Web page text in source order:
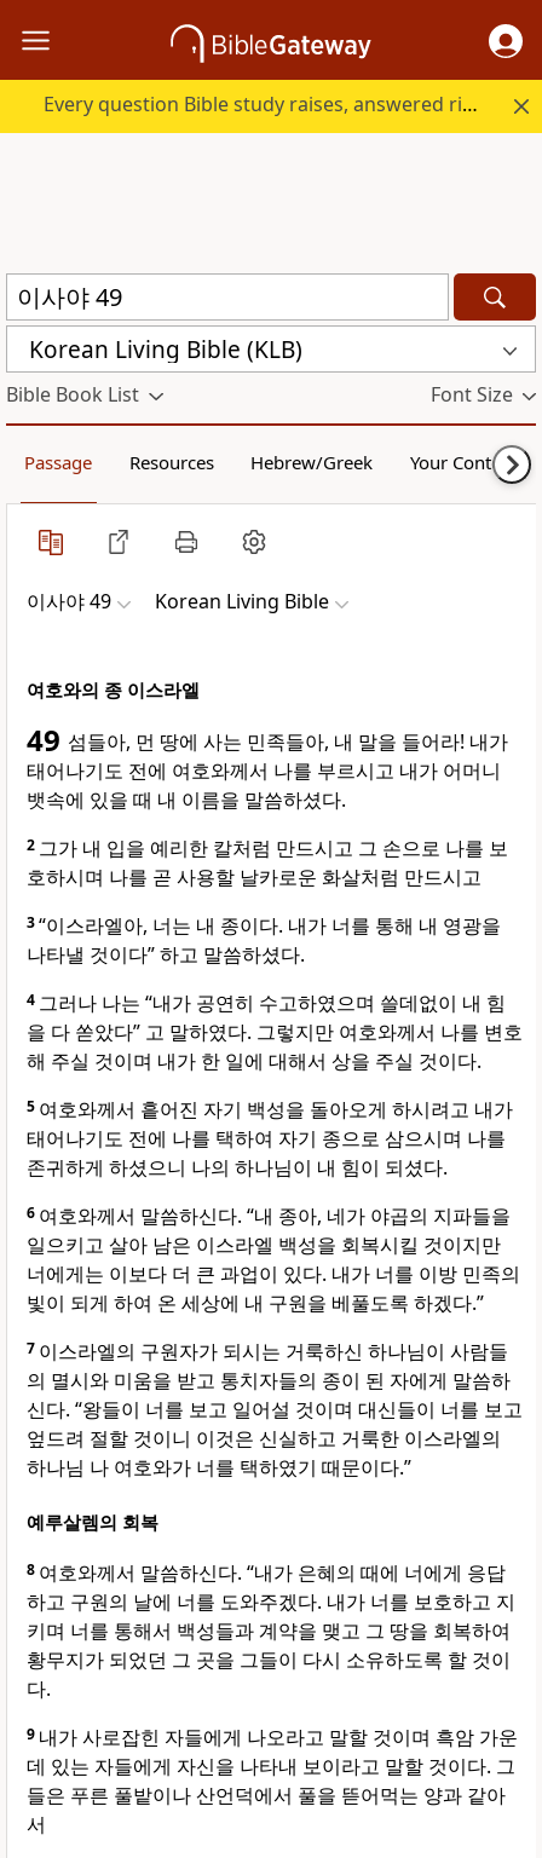
Every question Bible study raises, answered right here.
Korean Living Bible (KLB)
Bible Book List Font Size
Passage Resources Hebrew/Greek Your Content
이사야 49 Korean Living Bible
여호와의 종 이스라엘
49 섬들아, 먼 땅에 사는 민족들아, 내 말을 들어라! 내가
태어나기도 전에 여호와께서 나를 부르시고 내가 어머니
뱃속에 있을 때 내 이름을 말씀하셨다.
2 그가 내 입을 예리한 칼처럼 만드시고 그 손으로 나를 보
호하시며 나를 곧 사용할 날카로운 화살처럼 만드시고
3“이스라엘아, 너는 내 종이다. 내가 너를 통해 내 영광을
나타낼 것이다” 하고 말씀하셨다.
4 그러나 나는 “내가 공연히 수고하였으며 쓸데없이 내 힘
을 다 쏟았다” 고 말하였다. 그렇지만 여호와께서 나를 변호
해 주실 것이며 내가 한 일에 대해서 상을 주실 것이다.
5 여호와께서 흩어진 자기 백성을 돌아오게 하시려고 내가
태어나기도 전에 나를 택하여 자기 종으로 삼으시며 나를
존귀하게 하셨으니 나의 하나님이 내 힘이 되셨다.
6 여호와께서 말씀하신다. “내 종아, 네가 야곱의 지파들을
일으키고 살아 남은 이스라엘 백성을 회복시킬 것이지만
너에게는 이보다 더 큰 과업이 있다. 내가 너를 이방 민족의
빛이 되게 하여 온 세상에 내 구원을 베풀도록 하겠다.”
7 이스라엘의 구원자가 되시는 거룩하신 하나님이 사람들
의 멸시와 미움을 받고 통치자들의 종이 된 자에게 말씀하
신다. “왕들이 너를 보고 일어설 것이며 대신들이 너를 보고
엎드려 절할 것이니 이것은 신실하고 거룩한 이스라엘의
하나님 나 여호와가 너를 택하였기 때문이다.”
예루살렘의 회복
8 여호와께서 말씀하신다. “내가 은혜의 때에 너에게 응답
하고 구원의 날에 너를 도와주겠다. 내가 너를 보호하고 지
키며 너를 통해서 백성들과 계약을 맺고 그 땅을 회복하여
황무지가 되었던 그 곳을 그들이 다시 소유하도록 할 것이
다.
9 내가 사로잡힌 자들에게 나오라고 말할 것이며 흑암 가운
데 있는 자들에게 자신을 나타내 보이라고 말할 것이다. 그
들은 푸른 풀밭이나 산언덕에서 풀을 뜯어먹는 양과 같아
서